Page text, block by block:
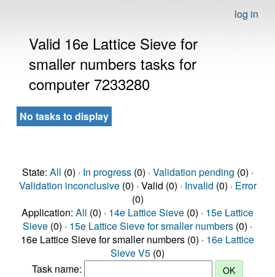
log in
Valid 16e Lattice Sieve for
smaller numbers tasks for
computer 7233280
No tasks to display
State: All (0) · In progress(0) · Validation pending (0) ·
Validation inconclusive(0) · Valid (0) · Invalid (0) · Error
(0)
Application: All (0) · 14e Lattice Sieve (0) · 15e Lattice
Sieve (0) · 15e Lattice Sieve for smaller numbers (0) ·
16e Lattice Sieve for smaller numbers (0) · 16e Lattice
Sieve V5 (0)
Task name: